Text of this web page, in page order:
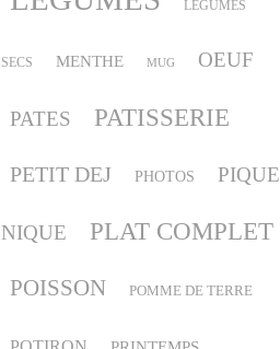
LEGUMES
SECS MENTHE MUG OEUF
PATES PATISSERIE
PETIT DEJ PHOTOS PIQUE
NIQUE PLAT COMPLET
POISSON POMME DE TERRE